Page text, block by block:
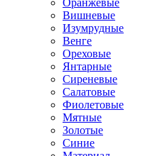
Вишневые
Изумрудные
Венге
Ореховые
Янтарные
Сиреневые
Салатовые
Фиолетовые
Мятные
Золотые
Синие